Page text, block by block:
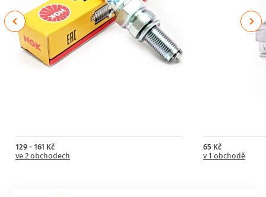
129 - 161 Kč
ve 2 obchodech
65 Kč
v 1 obchodě
Previous Next